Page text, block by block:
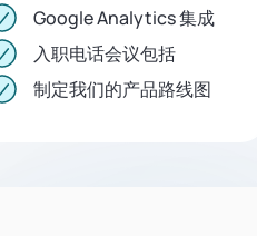
Google Analytics 集成
入职电话会议包括
制定我们的产品路线图